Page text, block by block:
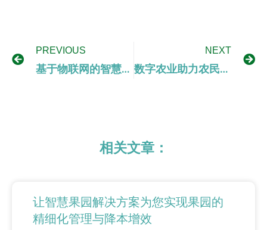
PREVIOUS
基于物联网的智慧农业：现状、挑战与前景展望
NEXT
数字农业助力农民增产增收
相关文章：
让智慧果园解决方案为您实现果园的
精细化管理与降本增效